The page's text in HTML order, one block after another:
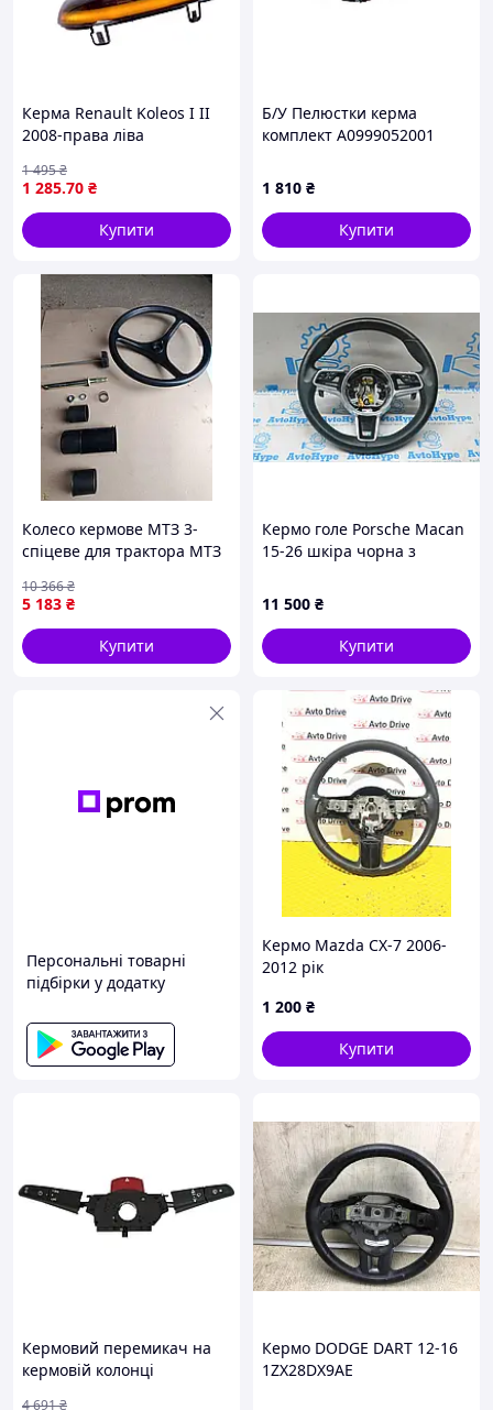
Керма Renault Koleos I II
2008-права ліва
1 285.70 ₴
1 495₴
Купити
Б/У Пелюстки керма
комплект A0999052001
19-23 (A0999051901)
1 810 ₴
Купити
Колесо кермове МТЗ 3-
спіцеве для трактора МТЗ
керування
5 183 ₴
10 366₴
Купити
Кермо голе Porsche Macan
15-26 шкіра чорна з
кнопок (02)
11 500 ₴
Купити
Персональні товарні
підбірки у додатку
Кермо Mazda CX-7 2006-
2012 рік
1 200 ₴
Купити
Кермовий перемикач на
кермовій колонці
4 691₴
Кермо DODGE DART 12-16
1ZX28DX9AE